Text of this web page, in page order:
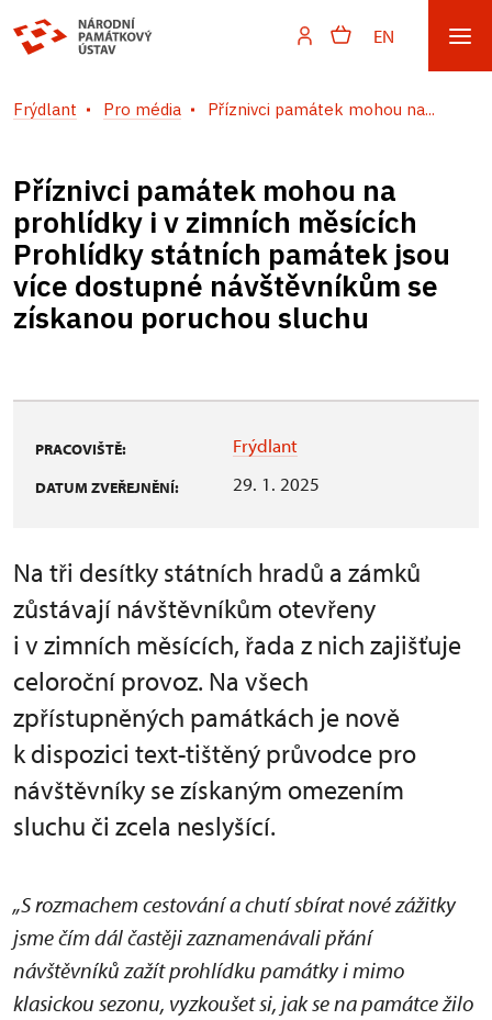
EN
Frýdlant Pro média Příznivci památek mohou na...
Příznivci památek mohou na
prohlídky i v zimních měsících
Prohlídky státních památek jsou
více dostupné návštěvníkům se
získanou poruchou sluchu
PRACOVIŠTĚ: Frýdlant
DATUM ZVEŘEJNĚNÍ: 29. 1. 2025
Na tři desítky státních hradů a zámků
zůstávají návštěvníkům otevřeny
i v zimních měsících, řada z nich zajišťuje
celoroční provoz. Na všech
zpřístupněných památkách je nově
k dispozici text-tištěný průvodce pro
návštěvníky se získaným omezením
sluchu či zcela neslyšící.
„S rozmachem cestování a chutí sbírat nové zážitky
jsme čím dál častěji zaznamenávali přání
návštěvníků zažít prohlídku památky i mimo
klasickou sezonu, vyzkoušet si, jak se na památce žilo